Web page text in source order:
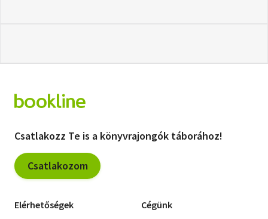
Csatlakozz Te is a könyvrajongók táborához!
Csatlakozom
Elérhetőségek Cégünk